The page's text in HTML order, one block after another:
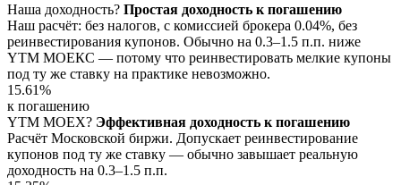
Наша доходность? Простая доходность к погашению
Наш расчёт: без налогов, с комиссией брокера 0.04%, без
реинвестирования купонов. Обычно на 0.3–1.5 п.п. ниже
YTM МОЕКС — потому что реинвестировать мелкие купоны
под ту же ставку на практике невозможно.
15.61%
к погашению
YTM MOEX? Эффективная доходность к погашению
Расчёт Московской биржи. Допускает реинвестирование
купонов под ту же ставку — обычно завышает реальную
доходность на 0.3–1.5 п.п.